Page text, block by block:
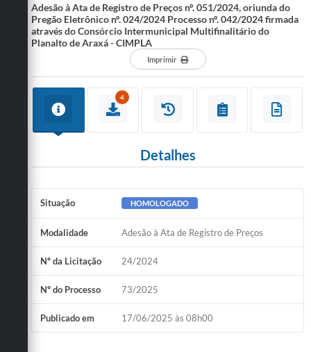
Adesão à Ata de Registro de Preços nº. 051/2024, oriunda do
Pregão Eletrônico nº. 024/2024 Processo nº. 042/2024 firmada
através do Consórcio Intermunicipal Multifinalitário do
Planalto de Araxá - CIMPLA
Imprimir
4
Detalhes
Situação HOMOLOGADO
Modalidade Adesão à Ata de Registro de Preços
Nº da Licitação 24/2024
Nº do Processo 73/2025
Publicado em 17/06/2025 às 08h00